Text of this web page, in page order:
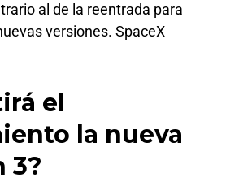
al de la reentrada para
versiones. SpaceX
el
la nueva
3?